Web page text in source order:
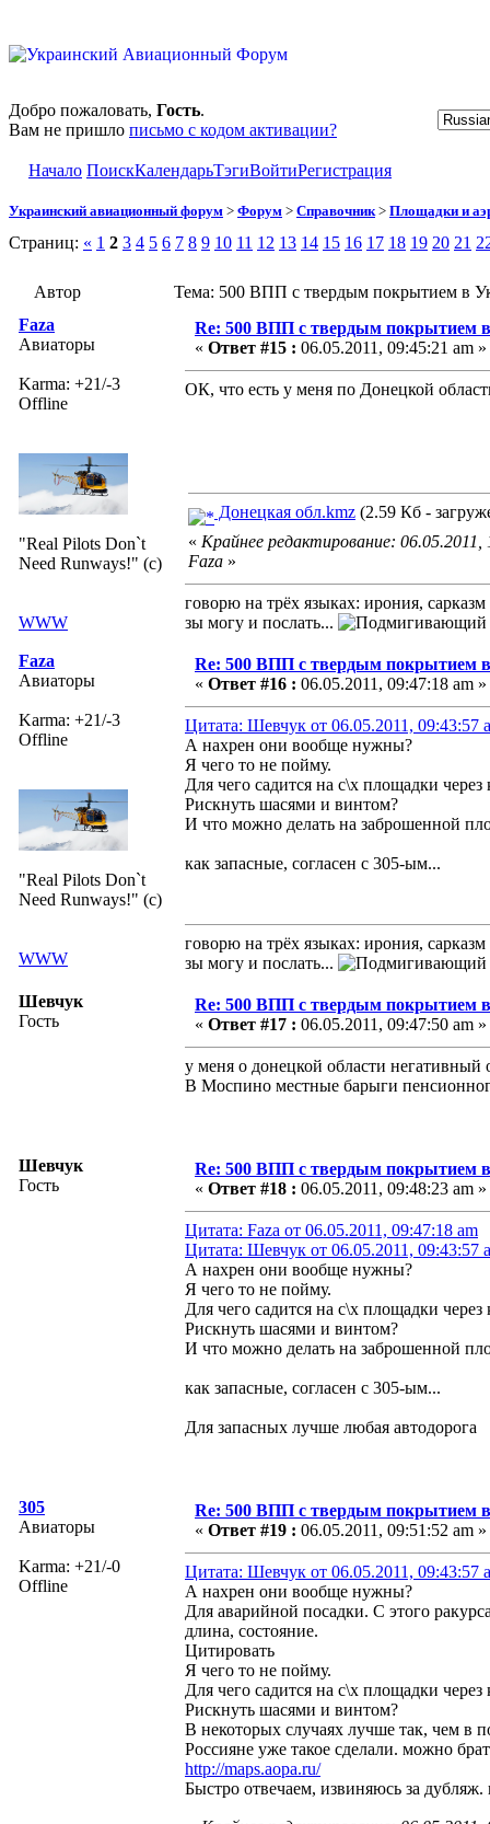
Добро пожаловать, Гость.
Вам не пришло письмо с кодом активации?
Начало ПоискКалендарьТэгиВойтиРегистрация
Украинский авиационный форум > Форум > Справочник > Площадки и
Страниц: « 1 2 3 4 5 6 7 8 9 10 11 12 13 14 15 16 17 18 19 20 21
Автор
Тема: 500 ВПП с твердым покрытием в
Faza
Авиаторы
Karma: +21/-3
Offline
"Real Pilots Don`t
Need Runways!" (c)
WWW
Re: 500 ВПП с твердым покрытием
« Ответ #15 : 06.05.2011, 09:45:21 am »
ОК, что есть у меня по Донецкой
Донецкая обл.kmz (2.59 Кб -
« Крайнее редактирование:
Faza »
говорю на трёх языках: ирония,
зы могу и послать...
Faza
Авиаторы
Karma: +21/-3
Offline
"Real Pilots Don`t
Need Runways!" (c)
WWW
Re: 500 ВПП с твердым покрытием
« Ответ #16 : 06.05.2011, 09:47:18 am »
Цитата: Шевчук от 06.05.2011, 09:43:57
А нахрен они вообще нужны?
Я чего то не пойму.
Для чего садится на с\х площадки
Рискнуть шасями и винтом?
И что можно делать на заброшенной
как запасные, согласен с 305-ым...
говорю на трёх языках: ирония,
зы могу и послать...
Шевчук
Гость
Re: 500 ВПП с твердым покрытием
« Ответ #17 : 06.05.2011, 09:47:50 am »
у меня о донецкой области негативный
В Моспино местные барыги
Шевчук
Гость
Re: 500 ВПП с твердым покрытием
« Ответ #18 : 06.05.2011, 09:48:23 am »
Цитата: Faza от 06.05.2011, 09:47:18 am
Цитата: Шевчук от 06.05.2011, 09:43:57
А нахрен они вообще нужны?
Я чего то не пойму.
Для чего садится на с\х площадки
Рискнуть шасями и винтом?
И что можно делать на заброшенной
как запасные, согласен с 305-ым...
Для запасных лучше любая автодорога
305
Авиаторы
Karma: +21/-0
Offline
Re: 500 ВПП с твердым покрытием
« Ответ #19 : 06.05.2011, 09:51:52 am »
Цитата: Шевчук от 06.05.2011, 09:43:57
А нахрен они вообще нужны?
Для аварийной посадки. С этого
длина, состояние.
Цитировать
Я чего то не пойму.
Для чего садится на с\х площадки
Рискнуть шасями и винтом?
В некоторых случаях лучше так, чем в
Россияне уже такое сделали. можно
http://maps.aopa.ru/
Быстро отвечаем, извиняюсь за